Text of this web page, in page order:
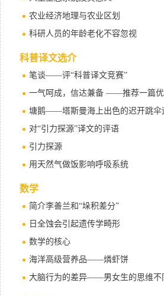
农业经济地理与农业区划
科研人员的年龄老化不容忽视
科普译文选介
笔谈——评“科普译文竞赛”
一气呵成，信达兼备 ——推荐一篇优
塘鹅——塔斯曼海上出色的迟开跳伞
对“引力探源”译文的评语
引力探源
用天然气做饭影响呼吸系统
数学
简介李善兰和“垛积差分”
日全蚀会引起遗传学畸形
数学的核心
海洋高级营养品——燐虾饼
大脑行为的差异——男女生的思维不